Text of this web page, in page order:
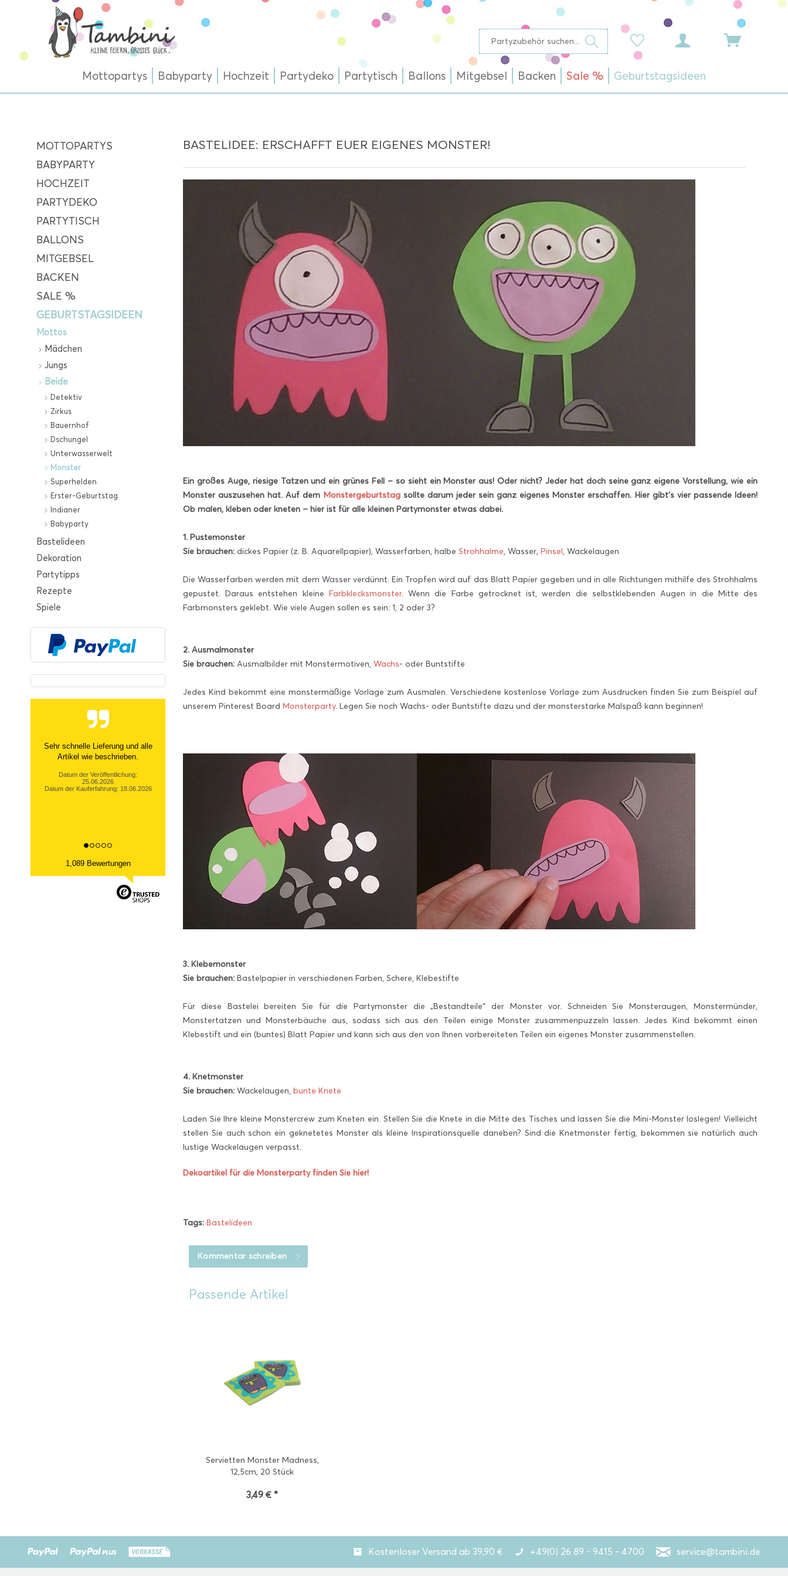
Mottopartys Babyparty Hochzeit Partydeko Partytisch Ballons Mitgebsel Backen Sale % Geburtstagsideen
MOTTOPARTYS
BABYPARTY
HOCHZEIT
PARTYDEKO
PARTYTISCH
BALLONS
MITGEBSEL
BACKEN
SALE %
GEBURTSTAGSIDEEN
Mottos
Mädchen
Jungs
Beide
Detektiv
Zirkus
Bauernhof
Dschungel
Unterwasserwelt
Monster
Superhelden
Erster-Geburtstag
Indianer
Babyparty
Bastelideen
Dekoration
Partytipps
Rezepte
Spiele
Sehr schnelle Lieferung und alle
Artikel wie beschrieben.
Datum der Veröffentlichung:
25.06.2026
Datum der Kauferfahrung: 18.06.2026
1,089 Bewertungen
BASTELIDEE: ERSCHAFFT EUER EIGENES MONSTER!
Ein großes Auge, riesige Tatzen und ein grünes Fell – so sieht ein Monster aus! Oder nicht? Jeder hat doch seine ganz eigene Vorstellung, wie ein
Monster auszusehen hat. Auf dem Monstergeburtstag sollte darum jeder sein ganz eigenes Monster erschaffen. Hier gibt’s vier passende Ideen!
Ob malen, kleben oder kneten – hier ist für alle kleinen Partymonster etwas dabei.
1. Pustemonster
Sie brauchen: dickes Papier (z. B. Aquarellpapier), Wasserfarben, halbe Strohhalme, Wasser, Pinsel, Wackelaugen
Die Wasserfarben werden mit dem Wasser verdünnt. Ein Tropfen wird auf das Blatt Papier gegeben und in alle Richtungen mithilfe des Strohhalms
gepustet. Daraus entstehen kleine Farbklecksmonster. Wenn die Farbe getrocknet ist, werden die selbstklebenden Augen in die Mitte des
Farbmonsters geklebt. Wie viele Augen sollen es sein: 1, 2 oder 3?
2. Ausmalmonster
Sie brauchen: Ausmalbilder mit Monstermotiven, Wachs- oder Buntstifte
Jedes Kind bekommt eine monstermäßige Vorlage zum Ausmalen. Verschiedene kostenlose Vorlage zum Ausdrucken finden Sie zum Beispiel auf
unserem Pinterest Board Monsterparty. Legen Sie noch Wachs- oder Buntstifte dazu und der monsterstarke Malspaß kann beginnen!
3. Klebemonster
Sie brauchen: Bastelpapier in verschiedenen Farben, Schere, Klebestifte
Für diese Bastelei bereiten Sie für die Partymonster die „Bestandteile“ der Monster vor. Schneiden Sie Monsteraugen, Monstermünder,
Monstertatzen und Monsterbäuche aus, sodass sich aus den Teilen einige Monster zusammenpuzzeln lassen. Jedes Kind bekommt einen
Klebestift und ein (buntes) Blatt Papier und kann sich aus den von Ihnen vorbereiteten Teilen ein eigenes Monster zusammenstellen.
4. Knetmonster
Sie brauchen: Wackelaugen, bunte Knete
Laden Sie Ihre kleine Monstercrew zum Kneten ein. Stellen Sie die Knete in die Mitte des Tisches und lassen Sie die Mini-Monster loslegen! Vielleicht
stellen Sie auch schon ein geknetetes Monster als kleine Inspirationsquelle daneben? Sind die Knetmonster fertig, bekommen sie natürlich auch
lustige Wackelaugen verpasst.
Dekoartikel für die Monsterparty finden Sie hier!
Tags: Bastelideen
Kommentar schreiben
Passende Artikel
Servietten Monster Madness,
12,5cm, 20 Stück
3,49 € *
Kostenloser Versand ab 39,90 € +49(0) 26 89 - 9415 - 4700 service@tambini.de